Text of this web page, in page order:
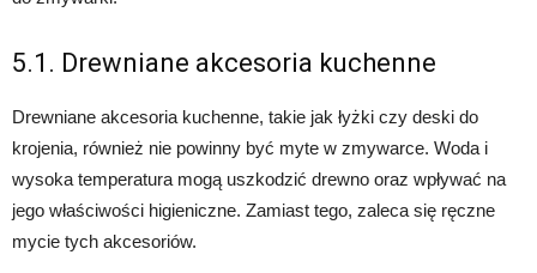
5.1. Drewniane akcesoria kuchenne
Drewniane akcesoria kuchenne, takie jak łyżki czy deski do
krojenia, również nie powinny być myte w zmywarce. Woda i
wysoka temperatura mogą uszkodzić drewno oraz wpływać na
jego właściwości higieniczne. Zamiast tego, zaleca się ręczne
mycie tych akcesoriów.